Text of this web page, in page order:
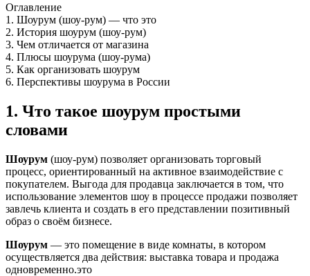
Оглавление
1. Шоурум (шоу-рум) — что это
2. История шоурум (шоу-рум)
3. Чем отличается от магазина
4. Плюсы шоурума (шоу-рума)
5. Как организовать шоурум
6. Перспективы шоурума в России
1. Что такое шоурум простыми
словами
Шоурум (шоу-рум) позволяет организовать торговый
процесс, ориентированный на активное взаимодействие с
покупателем. Выгода для продавца заключается в том, что
использование элементов шоу в процессе продажи позволяет
завлечь клиента и создать в его представлении позитивный
образ о своём бизнесе.
Шоурум — это помещение в виде комнаты, в котором
осуществляется два действия: выставка товара и продажа
одновременно.это